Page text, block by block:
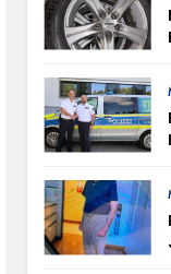
Vermisst
Und